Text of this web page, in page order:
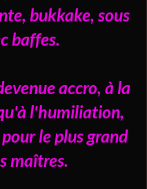
bukkake, sous
baffes.
accro, à la
l'humiliation,
le plus grand
maîtres.